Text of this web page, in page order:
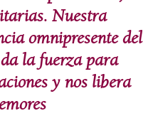
Nuestra
omnipresente del
la fuerza para
y nos libera